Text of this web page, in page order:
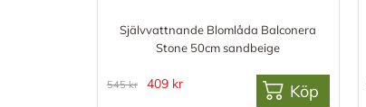
Självvattnande Blomlåda Balconera
Stone 50cm sandbeige
545 kr 409 kr Köp